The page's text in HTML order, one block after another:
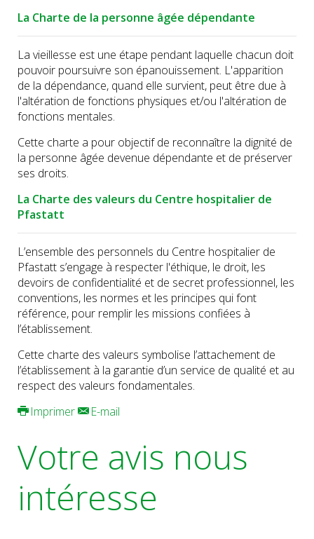
La Charte de la personne âgée dépendante
La vieillesse est une étape pendant laquelle chacun doit
pouvoir poursuivre son épanouissement. L'apparition
de la dépendance, quand elle survient, peut être due à
l'altération de fonctions physiques et/ou l'altération de
fonctions mentales.
Cette charte a pour objectif de reconnaître la dignité de
la personne âgée devenue dépendante et de préserver
ses droits.
La Charte des valeurs du Centre hospitalier de
Pfastatt
L’ensemble des personnels du Centre hospitalier de
Pfastatt s’engage à respecter l'éthique, le droit, les
devoirs de confidentialité et de secret professionnel, les
conventions, les normes et les principes qui font
référence, pour remplir les missions confiées à
l’établissement.
Cette charte des valeurs symbolise l’attachement de
l’établissement à la garantie d’un service de qualité et au
respect des valeurs fondamentales.
Imprimer
E-mail
Votre avis nous
intéresse